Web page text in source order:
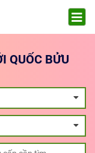
QUỐC BỬU